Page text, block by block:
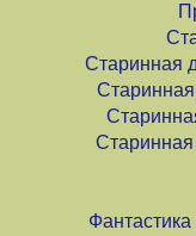
Старинная
Старинная
Старинная
Фантастика